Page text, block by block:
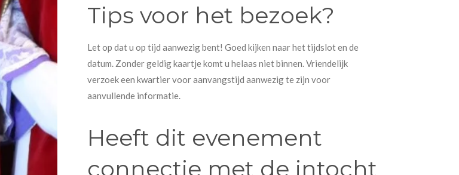
Tips voor het bezoek?
Let op dat u op tijd aanwezig bent! Goed kijken naar het tijdslot en de
datum. Zonder geldig kaartje komt u helaas niet binnen. Vriendelijk
verzoek een kwartier voor aanvangstijd aanwezig te zijn voor
aanvullende informatie.
Heeft dit evenement
connectie met de intocht